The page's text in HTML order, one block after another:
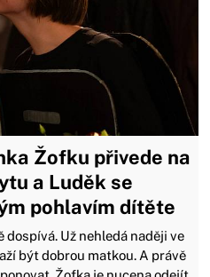
Žofku přivede na
a Luděk se
pohlavím dítěte
dospívá. Už nehledá naději ve
být dobrou matkou. A právě